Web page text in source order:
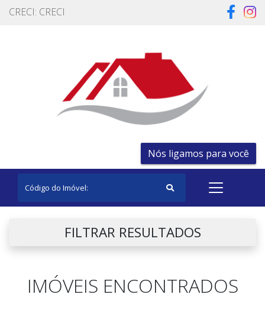
CRECI: CRECI
Nós ligamos para você
FILTRAR RESULTADOS
IMÓVEIS ENCONTRADOS